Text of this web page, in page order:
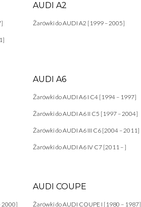
AUDI A2
Żarówki do AUDI A2 [1999 – 2005]
AUDI A6
Żarówki do AUDI A6 I C4 [1994 – 1997]
Żarówki do AUDI A6 II C5 [1997 – 2004]
Żarówki do AUDI A6 III C6 [2004 – 2011]
Żarówki do AUDI A6 IV C7 [2011 – ]
2000]
AUDI COUPE
Żarówki do AUDI COUPE I [1980 – 1987]